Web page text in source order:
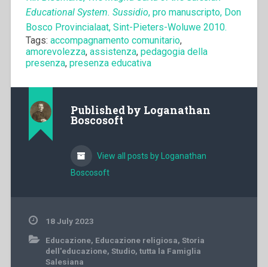
Educational System. Sussidio, pro manuscripto, Don
Bosco Provincialaat, Sint-Pieters-Woluwe 2010.
Tags: accompagnamento comunitario,
amorevolezza, assistenza, pedagogia della
presenza, presenza educativa
Published by Loganathan
Boscosoft
View all posts by Loganathan
Boscosoft
18 July 2023
Educazione, Educazione religiosa, Storia
dell'educazione, Studio, tutta la Famiglia
Salesiana